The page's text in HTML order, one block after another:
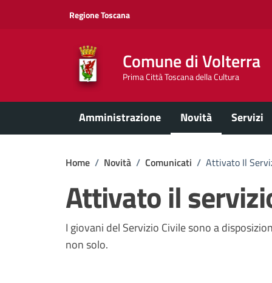
Regione Toscana
Comune di Volterra
Prima Città Toscana della Cultura
Amministrazione Novità Servizi
Home / Novità / Comunicati / Attivato Il
Attivato il
Dettagli della
I giovani del Servizio Civile sono a
non solo.